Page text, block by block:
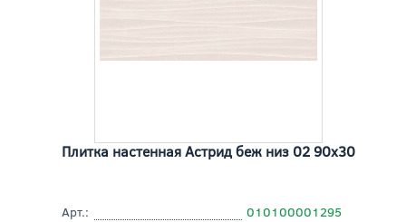
Плитка настенная Астрид беж низ 02 90x30
Арт.:
010100001295